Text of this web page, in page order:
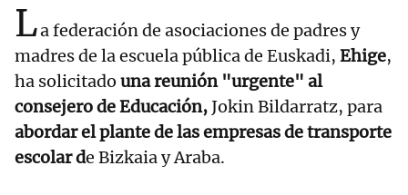
La federación de asociaciones de padres y
madres de la escuela pública de Euskadi, Ehige,
ha solicitado una reunión "urgente" al
consejero de Educación,Jokin Bildarratz, para
abordar el plante de las empresas de transporte
escolar de Bizkaia y Araba.